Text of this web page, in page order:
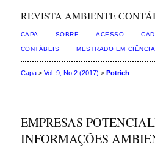
REVISTA AMBIENTE
CAPA SOBRE ACESSO
CONTÁBEIS MESTRADO EM
Capa> Vol. 9, No 2 (2017) > Potrich
EMPRESAS
INFORMAÇÕES